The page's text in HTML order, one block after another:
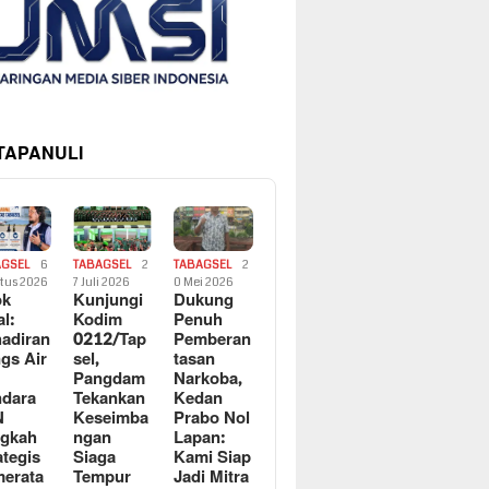
6
2026
Air
TABAGSEL
2
7 Juli 2026
Kunjungi
Kodim
0212/Tap
sel,
Pangdam
Tekankan
Keseimba
ngan
Siaga
Tempur
TABAGSEL
2
0 Mei 2026
Dukung
Penuh
Pemberan
tasan
Narkoba,
Kedan
Prabo Nol
Lapan:
Kami Siap
Jadi Mitra